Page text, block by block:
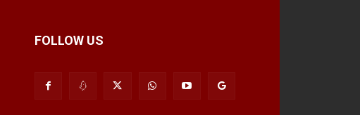
FOLLOW US